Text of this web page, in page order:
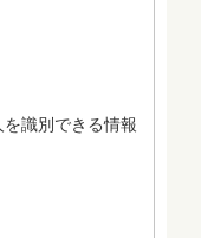
識別できる情報